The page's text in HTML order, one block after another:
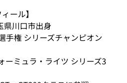
ール】
県川口市出身
手権 シリーズチャンピオン
ーミュラ・ライツ シリーズ3